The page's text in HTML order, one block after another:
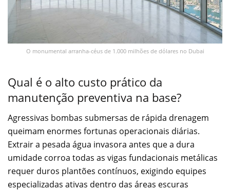
O monumental arranha-céus de 1.000 milhões de dólares no Dubai
Qual é o alto custo prático da
manutenção preventiva na base?
Agressivas bombas submersas de rápida drenagem
queimam enormes fortunas operacionais diárias.
Extrair a pesada água invasora antes que a dura
umidade corroa todas as vigas fundacionais metálicas
requer duros plantões contínuos, exigindo equipes
especializadas ativas dentro das áreas escuras